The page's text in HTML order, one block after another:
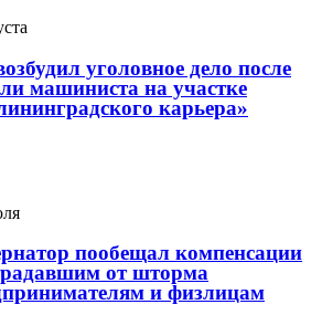
уголовное дело после
машиниста на участке
карьера»
пообещал компенсации
от шторма
и физлицам